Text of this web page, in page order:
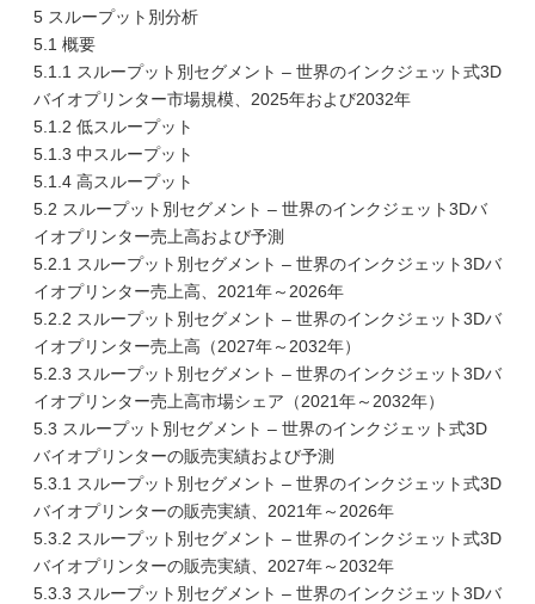
5 スループット別分析
5.1 概要
5.1.1 スループット別セグメント – 世界のインクジェット式3D
バイオプリンター市場規模、2025年および2032年
5.1.2 低スループット
5.1.3 中スループット
5.1.4 高スループット
5.2 スループット別セグメント – 世界のインクジェット3Dバ
イオプリンター売上高および予測
5.2.1 スループット別セグメント – 世界のインクジェット3Dバ
イオプリンター売上高、2021年～2026年
5.2.2 スループット別セグメント – 世界のインクジェット3Dバ
イオプリンター売上高（2027年～2032年）
5.2.3 スループット別セグメント – 世界のインクジェット3Dバ
イオプリンター売上高市場シェア（2021年～2032年）
5.3 スループット別セグメント – 世界のインクジェット式3D
バイオプリンターの販売実績および予測
5.3.1 スループット別セグメント – 世界のインクジェット式3D
バイオプリンターの販売実績、2021年～2026年
5.3.2 スループット別セグメント – 世界のインクジェット式3D
バイオプリンターの販売実績、2027年～2032年
5.3.3 スループット別セグメント – 世界のインクジェット3Dバ